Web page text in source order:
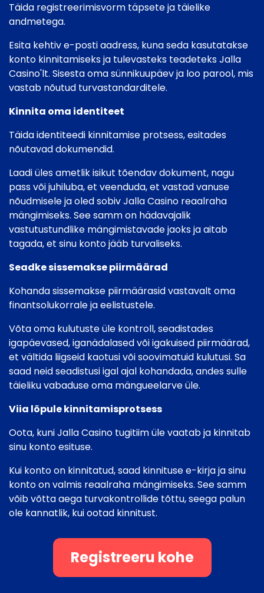
Täida registreerimisvorm täpsete ja täielike
andmetega.
Esita kehtiv e-posti aadress, kuna seda kasutatakse
konto kinnitamiseks ja tulevasteks teadeteks Jalla
Casino'lt. Sisesta oma sünnikuupäev ja loo parool, mis
vastab nõutud turvastandarditele.
Kinnita oma identiteet
Täida identiteedi kinnitamise protsess, esitades
nõutavad dokumendid.
Laadi üles ametlik isikut tõendav dokument, nagu
pass või juhiluba, et veenduda, et vastad vanuse
nõudmisele ja oled sobiv Jalla Casino reaalraha
mängimiseks. See samm on hädavajalik
vastutustundlike mängimistavade jaoks ja aitab
tagada, et sinu konto jääb turvaliseks.
Seadke sissemakse piirmäärad
Kohanda sissemakse piirmäärasid vastavalt oma
finantsolukorrale ja eelistustele.
Võta oma kulutuste üle kontroll, seadistades
igapäevased, iganädalased või igakuised piirmäärad,
et vältida liigseid kaotusi või soovimatuid kulutusi. Sa
saad neid seadistusi igal ajal kohandada, andes sulle
täieliku vabaduse oma mängueelarve üle.
Viia lõpule kinnitamisprotsess
Oota, kuni Jalla Casino tugitiim üle vaatab ja kinnitab
sinu konto esituse.
Kui konto on kinnitatud, saad kinnituse e-kirja ja sinu
konto on valmis reaalraha mängimiseks. See samm
võib võtta aega turvakontrollide tõttu, seega palun
ole kannatlik, kui ootad kinnitust.
Registreeru kohe